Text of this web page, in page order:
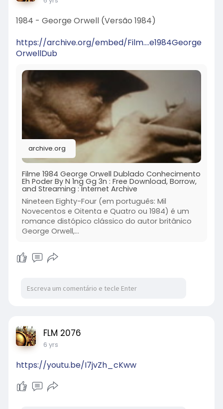
1984 - George Orwell (Versão 1984)
https://archive.org/embed/Film....e1984George
OrwellDub
archive.org
Filme 1984 George Orwell Dublado Conhecimento
Eh Poder By N 1ng Gg 3n : Free Download, Borrow,
and Streaming : Internet Archive
Nineteen Eighty-Four (em português: Mil
Novecentos e Oitenta e Quatro ou 1984) é um
romance distópico clássico do autor britânico
George Orwell,...
FLM 2076
6 yrs
https://youtu.be/I7jvZh_cKww